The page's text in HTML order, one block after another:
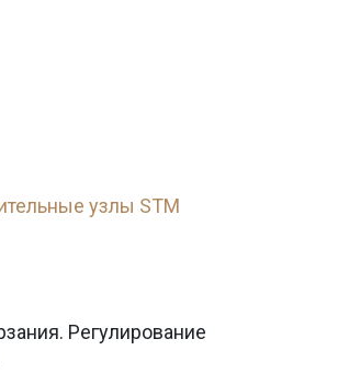
узлы STM
Регулирование